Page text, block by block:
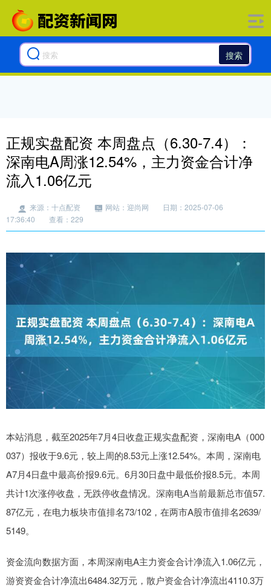
搜索
正规实盘配资 本周盘点（6.30-7.4）：
深南电A周涨12.54%，主力资金合计净
流入1.06亿元
来源：十点配资 网站：迎尚网
日期：2025-07-06
17:36:40
查看：229
本站消息，截至2025年7月4日收盘正规实盘配资，深南电A（000
037）报收于9.6元，较上周的8.53元上涨12.54%。本周，深南电
A7月4日盘中最高价报9.6元。6月30日盘中最低价报8.5元。本周
共计1次涨停收盘，无跌停收盘情况。深南电A当前最新总市值57.
87亿元，在电力板块市值排名73/102，在两市A股市值排名2639/
5149。
资金流向数据方面，本周深南电A主力资金合计净流入1.06亿元，
游资资金合计净流出6484.32万元，散户资金合计净流出4110.3万